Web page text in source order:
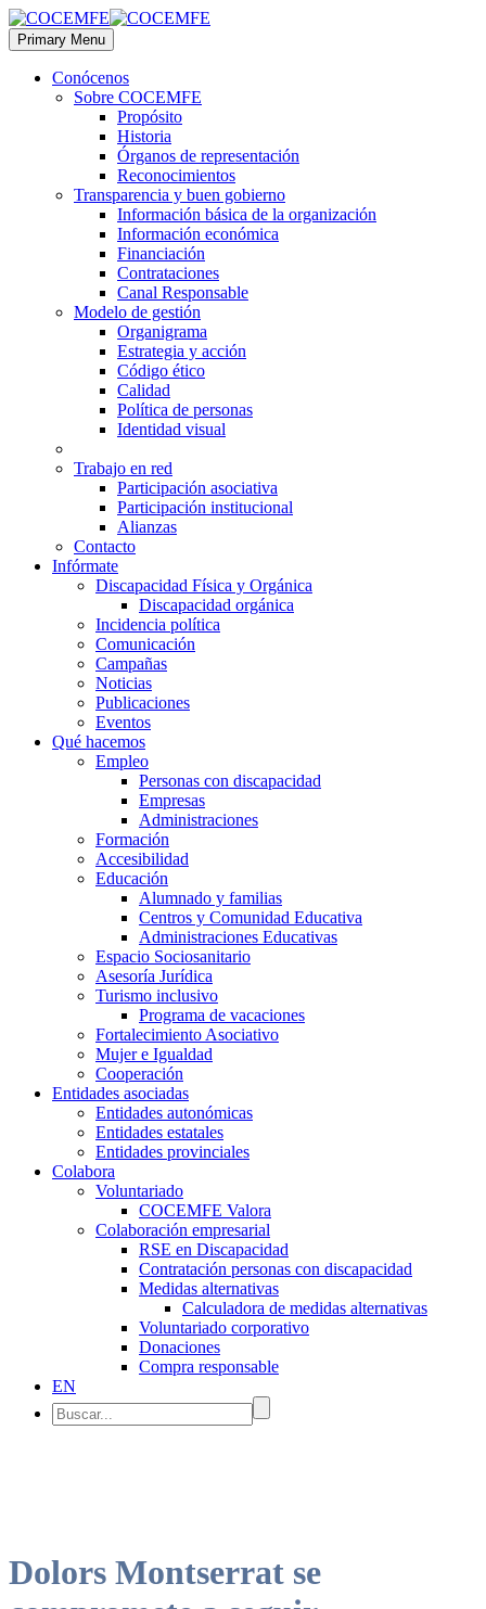
Primary Menu
Conócenos
Sobre COCEMFE
Propósito
Historia
Órganos de representación
Reconocimientos
Transparencia y buen gobierno
Información básica de la organización
Información económica
Financiación
Contrataciones
Canal Responsable
Modelo de gestión
Organigrama
Estrategia y acción
Código ético
Calidad
Política de personas
Identidad visual
Trabajo en red
Participación asociativa
Participación institucional
Alianzas
Contacto
Infórmate
Discapacidad Física y Orgánica
Discapacidad orgánica
Incidencia política
Comunicación
Campañas
Noticias
Publicaciones
Eventos
Qué hacemos
Empleo
Personas con discapacidad
Empresas
Administraciones
Formación
Accesibilidad
Educación
Alumnado y familias
Centros y Comunidad Educativa
Administraciones Educativas
Espacio Sociosanitario
Asesoría Jurídica
Turismo inclusivo
Programa de vacaciones
Fortalecimiento Asociativo
Mujer e Igualdad
Cooperación
Entidades asociadas
Entidades autonómicas
Entidades estatales
Entidades provinciales
Colabora
Voluntariado
COCEMFE Valora
Colaboración empresarial
RSE en Discapacidad
Contratación personas con discapacidad
Medidas alternativas
Calculadora de medidas alternativas
Voluntariado corporativo
Donaciones
Compra responsable
EN
Dolors Montserrat se